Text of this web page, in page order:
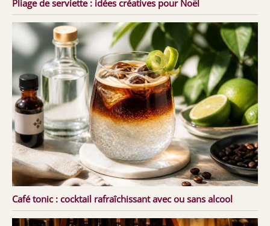
Pliage de serviette : idées créatives pour Noël
Café tonic : cocktail rafraîchissant avec ou sans alcool